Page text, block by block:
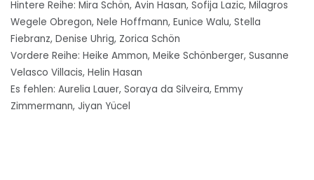
Hintere Reihe: Mira Schön, Avin Hasan, Sofija Lazic, Milagros
Wegele Obregon, Nele Hoffmann, Eunice Walu, Stella
Fiebranz, Denise Uhrig, Zorica Schön
Vordere Reihe: Heike Ammon, Meike Schönberger, Susanne
Velasco Villacis, Helin Hasan
Es fehlen: Aurelia Lauer, Soraya da Silveira, Emmy
Zimmermann, Jiyan Yücel